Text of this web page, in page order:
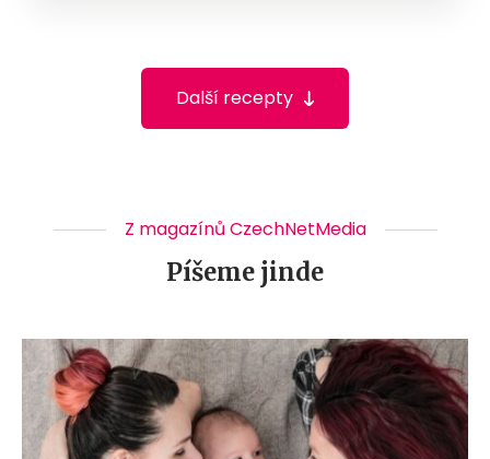
Další recepty
Z magazínů CzechNetMedia
Píšeme jinde